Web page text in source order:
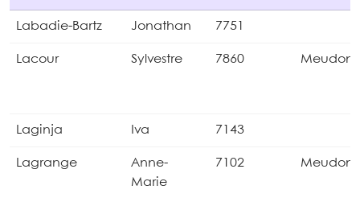
Labadie-Bartz Jonathan 7751
Lacour Sylvestre 7860 Meudon
Laginja Iva 7143
Lagrange
Anne-
Marie
7102 Meudon